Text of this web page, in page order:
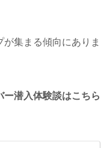
集まる傾向にありま
潜入体験談はこちら